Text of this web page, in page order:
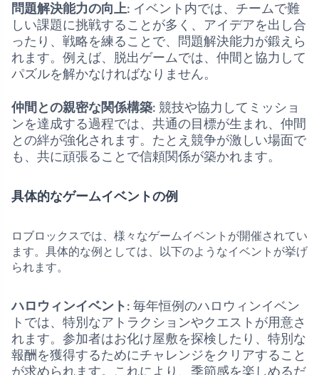
問題解決能力の向上: イベント内では、チームで難
しい課題に挑戦することが多く、アイデアを出し合
ったり、戦略を練ることで、問題解決能力が鍛えら
れます。例えば、脱出ゲームでは、仲間と協力して
パズルを解かなければなりません。
仲間との親密な関係構築: 競技や協力してミッショ
ンを達成する過程では、共通の目標が生まれ、仲間
との絆が強化されます。たとえ競争が激しい場面で
も、共に頑張ることで信頼関係が築かれます。
具体的なゲームイベントの例
ロブロックスでは、様々なゲームイベントが開催されてい
ます。具体的な例としては、以下のようなイベントが挙げ
られます。
ハロウィンイベント: 毎年恒例のハロウィンイベン
トでは、特別なアトラクションやクエストが用意さ
れます。参加者はお化け屋敷を探検したり、特別な
報酬を獲得するためにチャレンジをクリアすること
が求められます。これにより、季節感を楽しめるだ